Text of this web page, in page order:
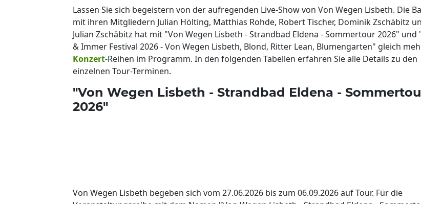
Lassen Sie sich begeistern von der aufregenden Live-Show von Von Wegen Lisbeth. Die
mit ihren Mitgliedern Julian Hölting, Matthias Rohde, Robert Tischer, Dominik Zschäbitz
Julian Zschäbitz hat mit "Von Wegen Lisbeth - Strandbad Eldena - Sommertour 2026" und
& Immer Festival 2026 - Von Wegen Lisbeth, Blond, Ritter Lean, Blumengarten" gleich
Konzert-Reihen im Programm. In den folgenden Tabellen erfahren Sie alle Details zu den
einzelnen Tour-Terminen.
"Von Wegen Lisbeth - Strandbad Eldena -
2026"
Von Wegen Lisbeth begeben sich vom 27.06.2026 bis zum 06.09.2026 auf Tour. Für die